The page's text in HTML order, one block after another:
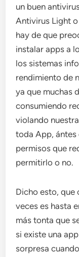
un buen
Antivirus Light
hay de que
instalar apps a
los sistemas
rendimiento de
ya que muchas
consumiendo
violando
toda App, ántes
permisos que
permitirlo o no.
Dicho esto, que
veces es hasta
más tonta que
si existe una
sorpresa